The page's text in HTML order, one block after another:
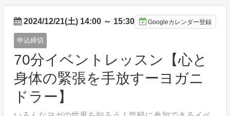
2024/12/21(土) 14:00 ～ 15:30 Googleカレンダー登録
申込締切
70分イベントレッスン【心と
身体の緊張を手放すーヨガニ
ドラー】